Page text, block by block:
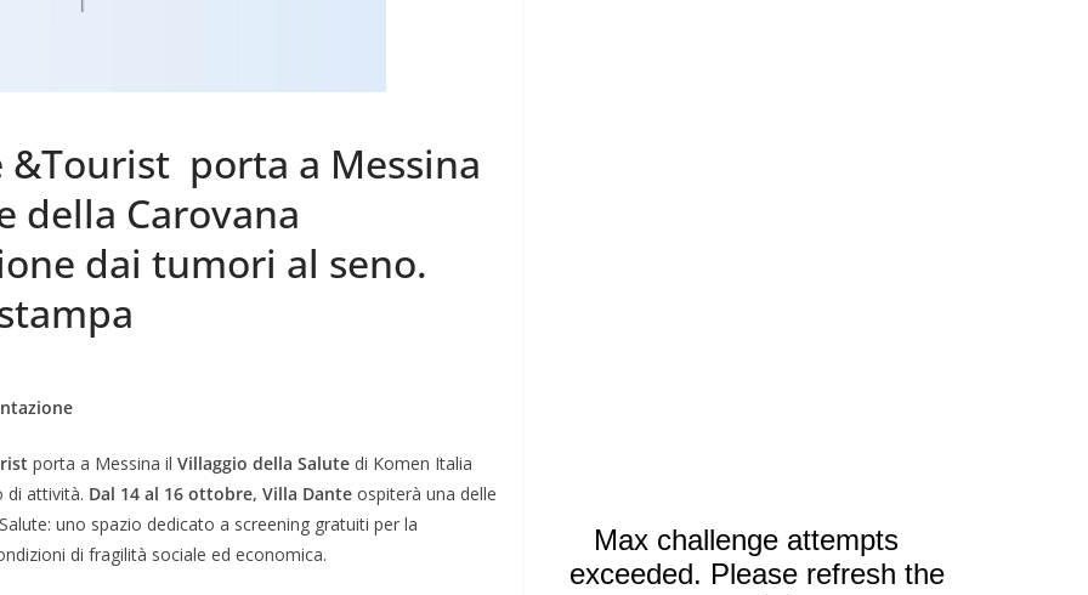
porta a Messina
della Carovana
dai tumori al seno.
porta a Messina il Villaggio della Salute di Komen Italia
di attività. Dal 14 al 16 ottobre, Villa Dante ospiterà una delle
uno spazio dedicato a screening gratuiti per la
di fragilità sociale ed economica.